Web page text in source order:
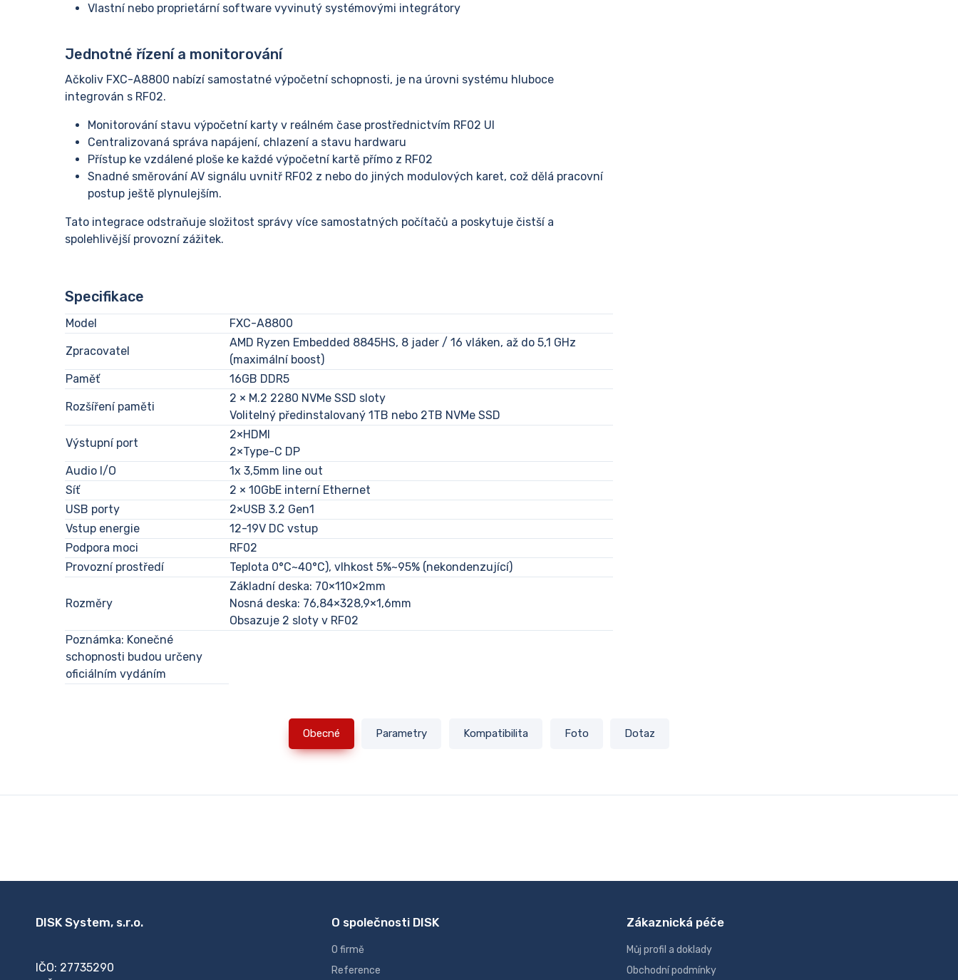
Vlastní nebo proprietární software vyvinutý systémovými integrátory
Jednotné řízení a monitorování
Ačkoliv FXC-A8800 nabízí samostatné výpočetní schopnosti, je na úrovni systému hluboce
integrován s RF02.
Monitorování stavu výpočetní karty v reálném čase prostřednictvím RF02 UI
Centralizovaná správa napájení, chlazení a stavu hardwaru
Přístup ke vzdálené ploše ke každé výpočetní kartě přímo z RF02
Snadné směrování AV signálu uvnitř RF02 z nebo do jiných modulových karet, což dělá pracovní
postup ještě plynulejším.
Tato integrace odstraňuje složitost správy více samostatných počítačů a poskytuje čistší a
spolehlivější provozní zážitek.
Specifikace
Model FXC-A8800
Zpracovatel
AMD Ryzen Embedded 8845HS, 8 jader / 16 vláken, až do 5,1 GHz
(maximální boost)
Paměť
16GB DDR5
Rozšíření paměti
2 × M.2 2280 NVMe SSD sloty
Volitelný předinstalovaný 1TB nebo 2TB NVMe SSD
Výstupní port
2×HDMI
2×Type-C DP
Audio I/O
1x 3,5mm line out
Síť
2 × 10GbE interní Ethernet
USB porty
2×USB 3.2 Gen1
Vstup energie
12-19V DC vstup
Podpora moci
RF02
Provozní prostředí
Teplota 0°C~40°C), vlhkost 5%~95% (nekondenzující)
Rozměry
Základní deska: 70×110×2mm
Nosná deska: 76,84×328,9×1,6mm
Obsazuje 2 sloty v RF02
Poznámka: Konečné
schopnosti budou určeny
oficiálním vydáním
Obecné Parametry Kompatibilita Foto Dotaz
DISK System, s.r.o.
IČO: 27735290
O společnosti DISK
O firmě
Reference
Zákaznická péče
Můj profil a doklady
Obchodní podmínky